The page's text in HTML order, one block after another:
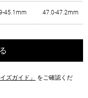
45.1mm 47.0-47.2mm
イズガイド」
をご確認くだ